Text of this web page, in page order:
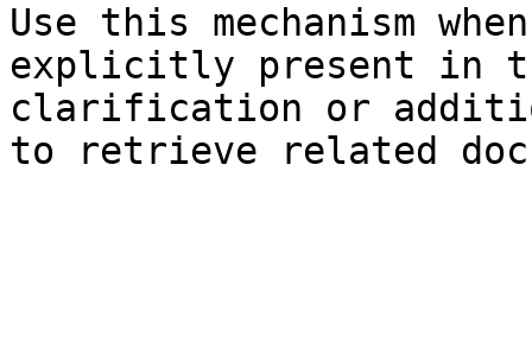
Use this mechanism
explicitly present in
clarification or